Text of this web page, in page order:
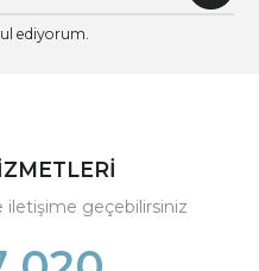
ediyorum.
geçebilirsiniz